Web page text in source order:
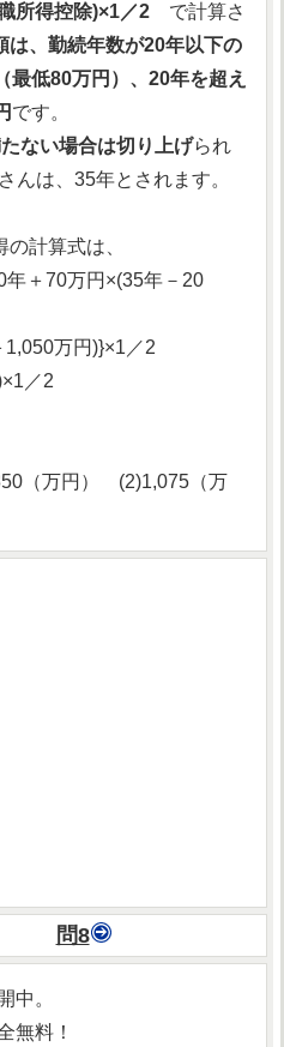
所得控除)×1／2 で計算さ
は、勤続年数が20年以下の
最低80万円）、20年を超え
です。
ない場合は切り上げられ
んは、35年とされます。
計算式は、
年＋70万円×(35年－20
1,050万円)}×1／2
／2
（万円） (2)1,075（万
問8
中。
無料！